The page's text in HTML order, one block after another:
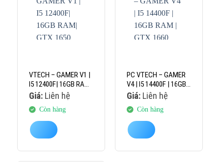
VTECH – GAMER V1 |
I5 12400F| 16GB RAM|
GTX 1650 4GB
Giá:Liên hệ
Còn hàng
PC VTECH – GAMER
V4 | I5 14400F | 16GB
RAM | GTX 1660
Giá:Liên hệ
Còn hàng